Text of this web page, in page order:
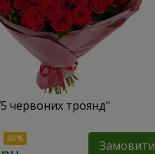
червоних троянд"
Замовити